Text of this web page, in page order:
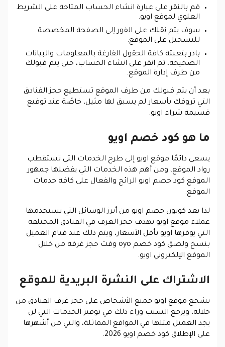
قم بالنقر على عبارة انشاء الحساب المتاحة على الشريط
العلوي لموقع اويو.
سوف يتم نقلك على الفور إلى الصفحة المخصصة
للتسجيل على الموقع.
بادر بتعبئة كافة الحقول الفارغة بالمعلومات والبيانات
الصحيحة، ثم انقر على انشاء الحساب، حتى يتم قبولك
من طرف إدارة الموقع.
بعد أن يتم قبولك من طرف الموقع تستطيع حجز الفنادق
التي تروقك بأسعار لم يسبق لها مثيل، خاصًة عند توقيع
قسيمة شراء اويو.
ما هو كود خصم اويو
يسعى دائمًا موقع اويو إلى طرح الخدمات التي تستقطب
رواد الموقع، ومن أهم هذه الخدمات التي يفضلها جمهور
الموقع كود خصم اويو الرائج والفعال على كافة خدمات
الموقع.
لذا يعد كوبون خصم اويو من أبرز الوسائل التي يستخدمها
عملاء موقع اويو بهدف حجز الغرف في الفنادق المختلفة
التي يوفرها اويو بأقل الأسعار، ويتم ذلك عند قيام العميل
بنسخ ولصق كود خصم oyo وقت حجز غرفة من خلال
الموقع الإلكتروني اويو.
الاشتراك على النشرة البريدية للموقع
يشجع موقع اويو جميع الأشخاص على حجز غرف الفنادق من
خلاله، ويرجع السبب وراء ذلك في توفير الخدمات التي لن
يجد العميل مثلها في المواقع المماثلة، والتي من أشهرها
على الإطلاق كود خصم اويو 2026.